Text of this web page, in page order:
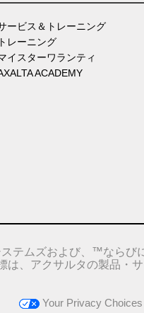
ービス＆トレーニング
トレーニング
イスターワランティ
ACADEMY
テムズおよび、™なら
、アクサルタの製品・
Your Privacy Choices